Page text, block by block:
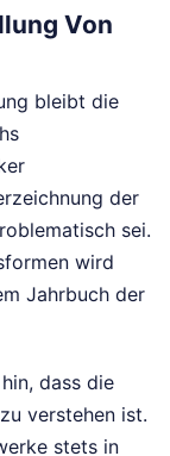
Von
bleibt die
der
sei.
wird
Jahrbuch der
dass die
verstehen ist.
stets in